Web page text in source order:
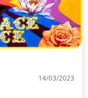
14/03/2023